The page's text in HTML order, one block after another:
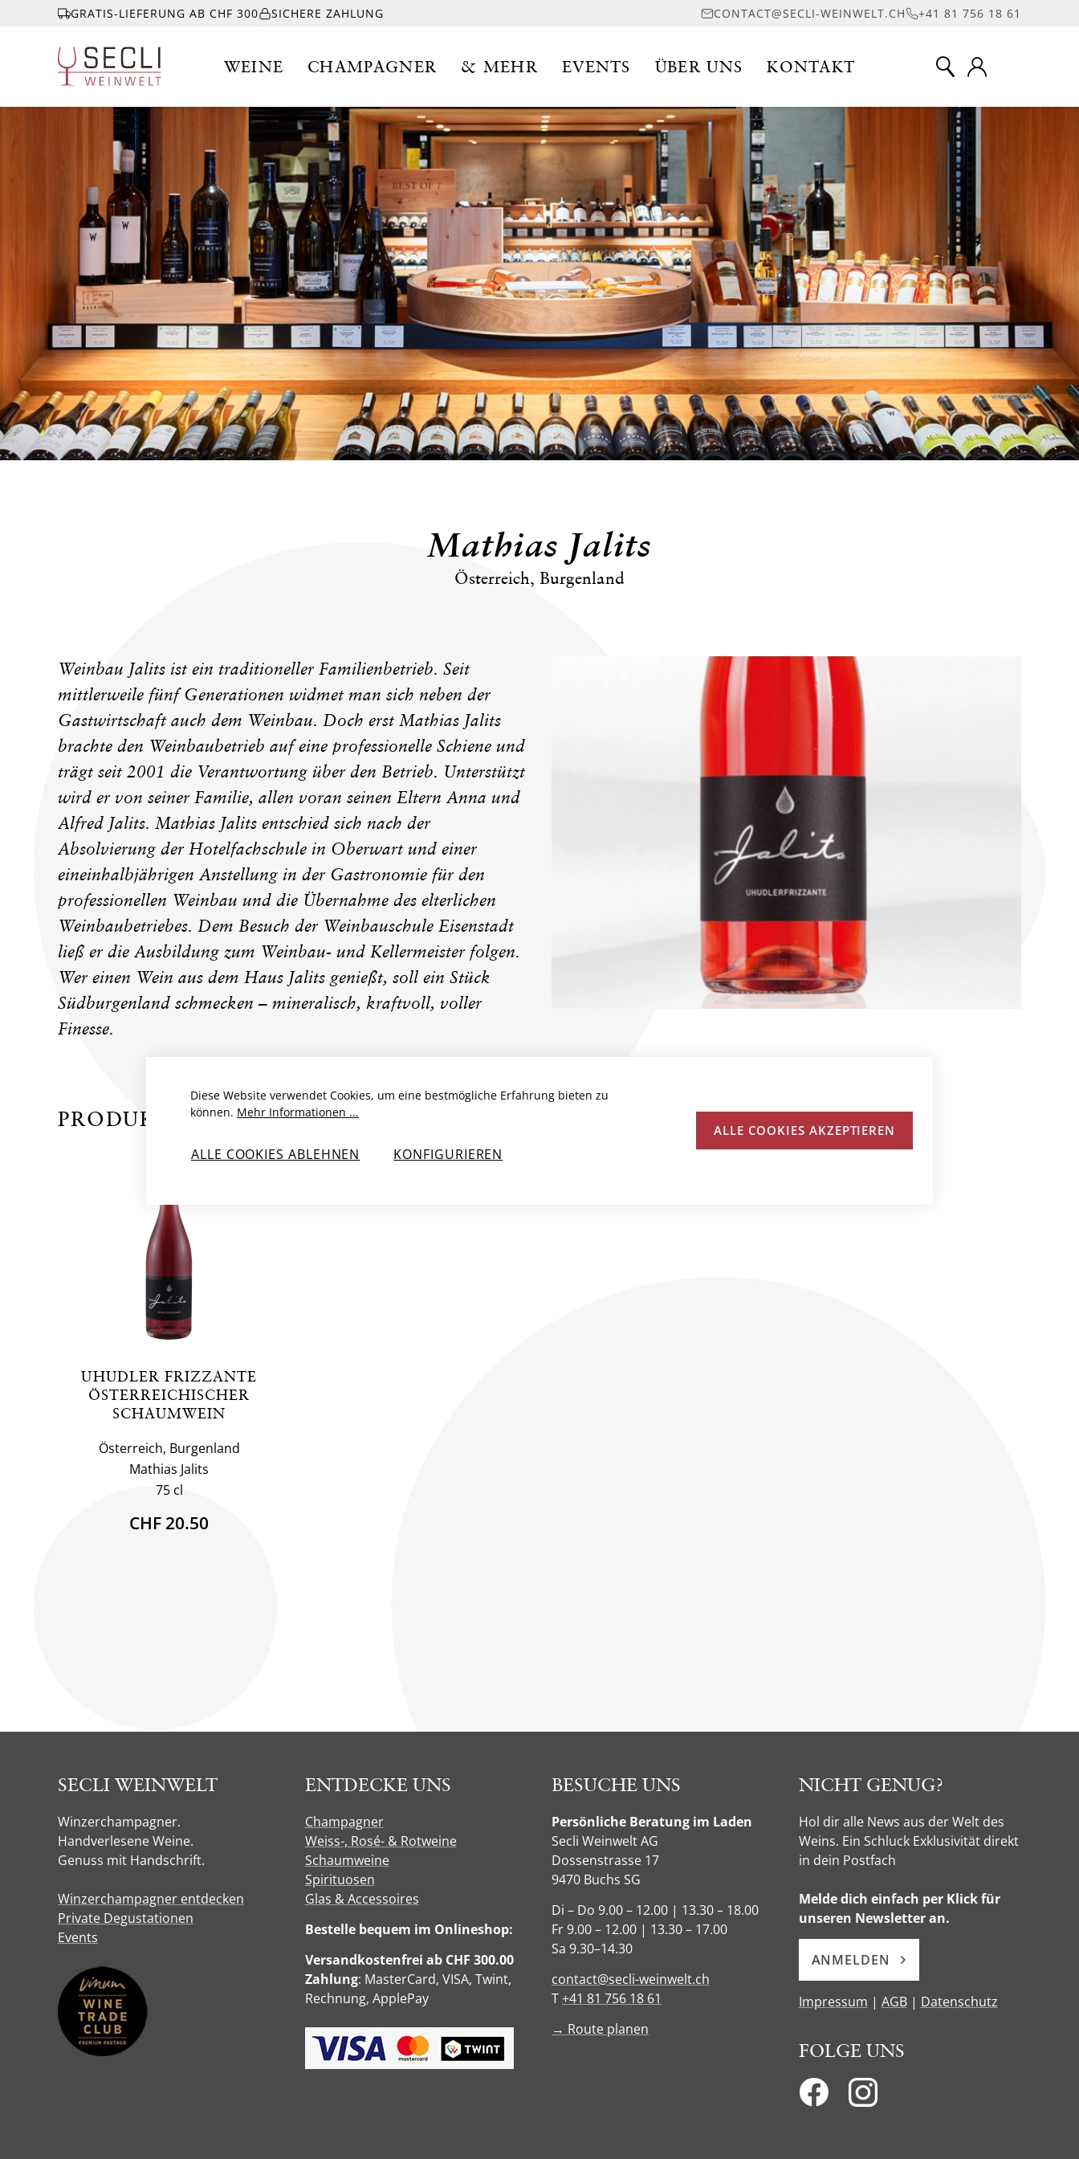
GRATIS-LIEFERUNG AB CHF 300 SICHERE ZAHLUNG CONTACT@SECLI-WEINWELT.CH +41 81 756 18 61
WEINE CHAMPAGNER & MEHR EVENTS ÜBER UNS KONTAKT
Mathias Jalits
Österreich, Burgenland
Weinbau Jalits ist ein traditioneller Familienbetrieb. Seit
mittlerweile fünf Generationen widmet man sich neben der
Gastwirtschaft auch dem Weinbau. Doch erst Mathias Jalits
brachte den Weinbaubetrieb auf eine professionelle Schiene und
trägt seit 2001 die Verantwortung über den Betrieb. Unterstützt
wird er von seiner Familie, allen voran seinen Eltern Anna und
Alfred Jalits. Mathias Jalits entschied sich nach der
Absolvierung der Hotelfachschule in Oberwart und einer
eineinhalbjährigen Anstellung in der Gastronomie für den
professionellen Weinbau und die Übernahme des elterlichen
Weinbaubetriebes. Dem Besuch der Weinbauschule Eisenstadt
ließ er die Ausbildung zum Weinbau- und Kellermeister folgen.
Wer einen Wein aus dem Haus Jalits genießt, soll ein Stück
Südburgenland schmecken – mineralisch, kraftvoll, voller
Finesse.
PRODUKTE VON MATHIAS JALITS
UHUDLER FRIZZANTE
ÖSTERREICHISCHER
SCHAUMWEIN
Österreich, Burgenland
Mathias Jalits
75 cl
CHF 20.50
SECLI WEINWELT
Winzerchampagner.
Handverlesene Weine.
Genuss mit Handschrift.
Winzerchampagner entdecken
Private Degustationen
Events
ENTDECKE UNS
Champagner
Weiss-, Rosé- & Rotweine
Schaumweine
Spirituosen
Glas & Accessoires
Bestelle bequem im Onlineshop:
Versandkostenfrei ab CHF 300.00
Zahlung: MasterCard, VISA, Twint,
Rechnung, ApplePay
BESUCHE UNS
Persönliche Beratung im Laden
Secli Weinwelt AG
Dossenstrasse 17
9470 Buchs SG
Di – Do 9.00 – 12.00 | 13.30 – 18.00
Fr 9.00 – 12.00 | 13.30 – 17.00
Sa 9.30–14.30
contact@secli-weinwelt.ch
T+41 81 756 18 61
→ Route planen
NICHT GENUG?
Hol dir alle News aus der Welt des
Weins. Ein Schluck Exklusivität direkt
in dein Postfach
Melde dich einfach per Klick für
unseren Newsletter an.
ANMELDEN
Impressum | AGB| Datenschutz
FOLGE UNS
CHAMPAGNER
& MEHR
EVENTS
ÜBER UNS
KONTAKT
Diese Website verwendet Cookies, um eine bestmögliche Erfahrung bieten zu
können. Mehr Informationen ...
ALLE COOKIES ABLEHNEN KONFIGURIEREN
ALLE COOKIES AKZEPTIEREN